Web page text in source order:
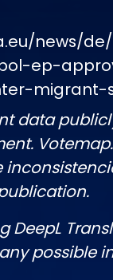
news/
ep-
migrant-
data
DeepL
possible